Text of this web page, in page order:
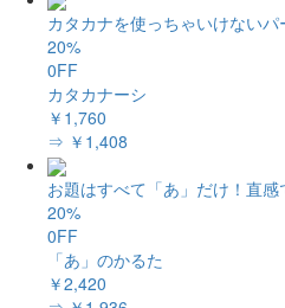
カタカナを使っちゃいけないパ
20%
0FF
カタカナーシ
￥1,760
⇒ ￥1,408
お題はすべて「あ」だけ！直感
20%
0FF
「あ」のかるた
￥2,420